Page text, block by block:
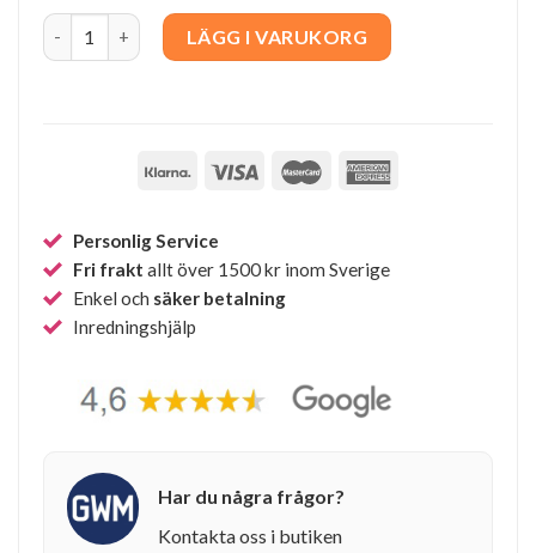
Södermalm bricka med Stockholmsmotiv quantity
LÄGG I VARUKORG
Personlig Service
Fri frakt allt över 1500 kr inom Sverige
Enkel och säker betalning
Inredningshjälp
Har du några frågor?
Kontakta oss i butiken